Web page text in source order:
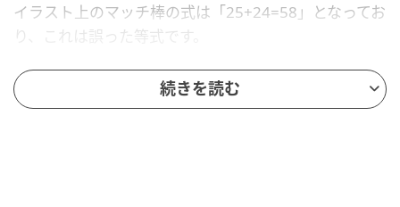
イラスト上のマッチ棒の式は「25+24=58」となってお
り、これは誤った等式です。
マッチ棒をどのように動かせば正しい等式に修正できるか考え
続きを読む